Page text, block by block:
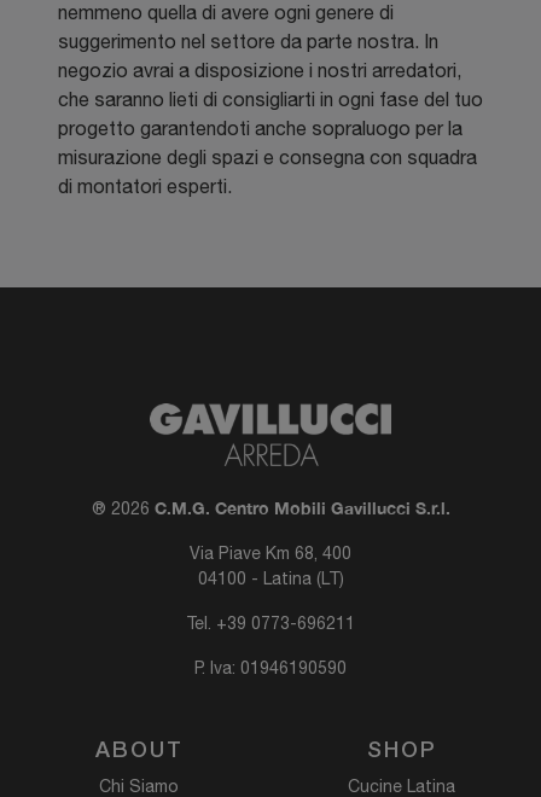
nemmeno quella di avere ogni genere di
suggerimento nel settore da parte nostra. In
negozio avrai a disposizione i nostri arredatori,
che saranno lieti di consigliarti in ogni fase del tuo
progetto garantendoti anche sopraluogo per la
misurazione degli spazi e consegna con squadra
di montatori esperti.
® 2026 C.M.G. Centro Mobili Gavillucci S.r.l.
Via Piave Km 68, 400
04100 - Latina (LT)
Tel. +39 0773-696211
P. Iva: 01946190590
ABOUT
Chi Siamo
SHOP
Cucine Latina